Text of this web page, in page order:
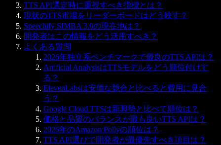
TTS API選定時に重視すべき指標とは？
現状のTTS市場をリーダーボードはどう映す？
Speechify SIMBA 3.0の現在地は？
開発者はこの情報をどう活用すべき？
よくある質問
2026年独立系ベンチマークで最良のTTS APIは？
Artificial AnalysisはTTSモデルをどう順位付けす
る？
ElevenLabsは安価な競合と比べると費用に見合
う？
Google Cloud TTSは新興勢と比べて順位は？
価格と品質のバランスが最も良いTTS APIは？
2026年のAmazon Pollyの順位は？
TTS API選びで開発者が最優先すべき項目は？